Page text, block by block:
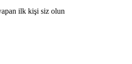
ilk kişi siz olun